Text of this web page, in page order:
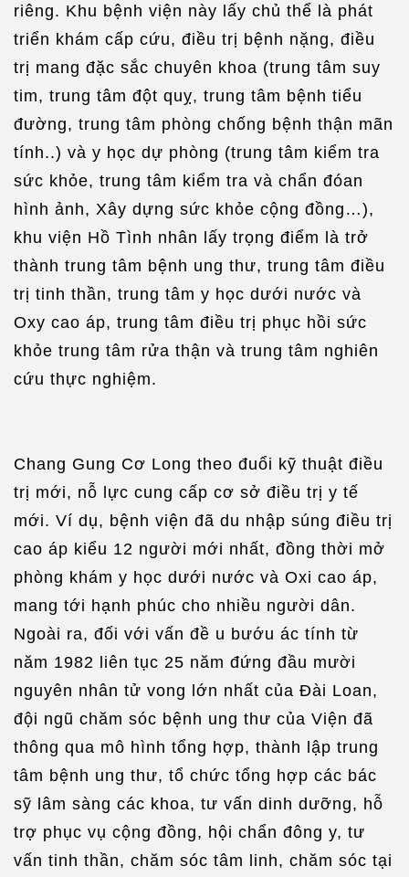
riêng. Khu bệnh viện này lấy chủ thể là phát
triển khám cấp cứu, điều trị bệnh nặng, điều
trị mang đặc sắc chuyên khoa (trung tâm suy
tim, trung tâm đột quỵ, trung tâm bệnh tiểu
đường, trung tâm phòng chống bệnh thận mãn
tính..) và y học dự phòng (trung tâm kiểm tra
sức khỏe, trung tâm kiểm tra và chẩn đóan
hình ảnh, Xây dựng sức khỏe cộng đồng…),
khu viện Hồ Tình nhân lấy trọng điểm là trở
thành trung tâm bệnh ung thư, trung tâm điều
trị tinh thần, trung tâm y học dưới nước và
Oxy cao áp, trung tâm điều trị phục hồi sức
khỏe trung tâm rửa thận và trung tâm nghiên
cứu thực nghiệm.
Chang Gung Cơ Long theo đuổi kỹ thuật điều
trị mới, nỗ lực cung cấp cơ sở điều trị y tế
mới. Ví dụ, bệnh viện đã du nhập súng điều trị
cao áp kiểu 12 người mới nhất, đồng thời mở
phòng khám y học dưới nước và Oxi cao áp,
mang tới hạnh phúc cho nhiều người dân.
Ngoài ra, đối với vấn đề u bướu ác tính từ
năm 1982 liên tục 25 năm đứng đầu mười
nguyên nhân tử vong lớn nhất của Đài Loan,
đội ngũ chăm sóc bệnh ung thư của Viện đã
thông qua mô hình tổng hợp, thành lập trung
tâm bệnh ung thư, tổ chức tổng hợp các bác
sỹ lâm sàng các khoa, tư vấn dinh dưỡng, hỗ
trợ phục vụ cộng đồng, hội chẩn đông y, tư
vấn tinh thần, chăm sóc tâm linh, chăm sóc tại